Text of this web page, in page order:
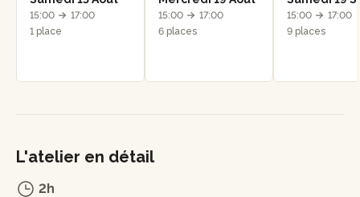
15:00
17:00
1 place
15:00
17:00
6 places
15:00
17:00
9 places
L'atelier en détail
2h